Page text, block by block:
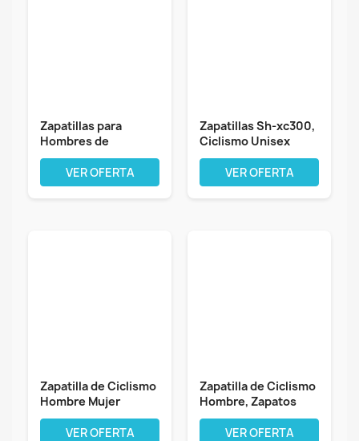
Zapatillas para
Hombres de
montaña en
Bicicleta...
VER OFERTA
Zapatillas Sh-xc300,
Ciclismo Unisex
Adulto
VER OFERTA
Zapatilla de Ciclismo
Hombre Mujer
Zapatos...
VER OFERTA
Zapatilla de Ciclismo
Hombre, Zapatos
Bicicleta...
VER OFERTA